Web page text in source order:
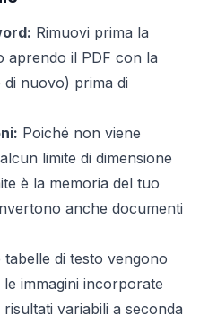
Rimuovi prima la
aprendo il PDF con la
nuovo) prima di
Poiché non viene
limite di dimensione
è la memoria del tuo
anche documenti
tabelle di testo vengono
immagini incorporate
variabili a seconda